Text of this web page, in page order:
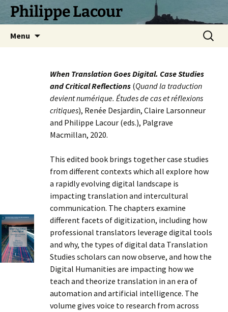
Philippe Lacour
Menu
When Translation Goes Digital. Case Studies
and Critical Reflections (Quand la traduction
devient numérique. Études de cas et réflexions
critiques), Renée Desjardin, Claire Larsonneur
and Philippe Lacour (eds.), Palgrave
Macmillan, 2020.
This edited book brings together case studies
from different contexts which all explore how
a rapidly evolving digital landscape is
impacting translation and intercultural
communication. The chapters examine
different facets of digitization, including how
professional translators leverage digital tools
and why, the types of digital data Translation
Studies scholars can now observe, and how the
Digital Humanities are impacting how we
teach and theorize translation in an era of
automation and artificial intelligence. The
volume gives voice to research from across